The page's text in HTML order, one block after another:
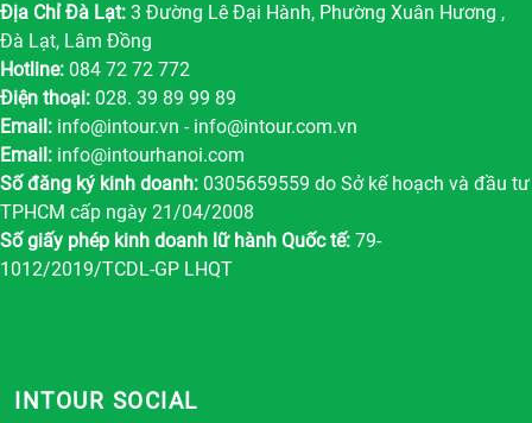
Địa Chỉ Đà Lạt: 3 Đường Lê Đại Hành, Phường Xuân Hương ,
Đà Lạt, Lâm Đồng
Hotline: 084 72 72 772
Điện thoại: 028. 39 89 99 89
Email: info@intour.vn - info@intour.com.vn
Email: info@intourhanoi.com
Số đăng ký kinh doanh: 0305659559 do Sở kế hoạch và đầu tư
TPHCM cấp ngày 21/04/2008
Số giấy phép kinh doanh lữ hành Quốc tế: 79-
1012/2019/TCDL-GP LHQT
INTOUR SOCIAL